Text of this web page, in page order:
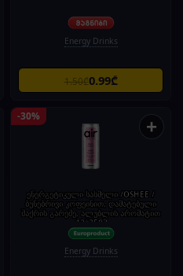
Energy Drinks
1.50₾0.99₾
-30% +
ენერგეტიკული სასმელი /OSHEE /
ბუნებრივი კოფეინით, დამატებული
შაქრის გარეშე, ალუბლის არომატით
12*250მ
Energy Drinks